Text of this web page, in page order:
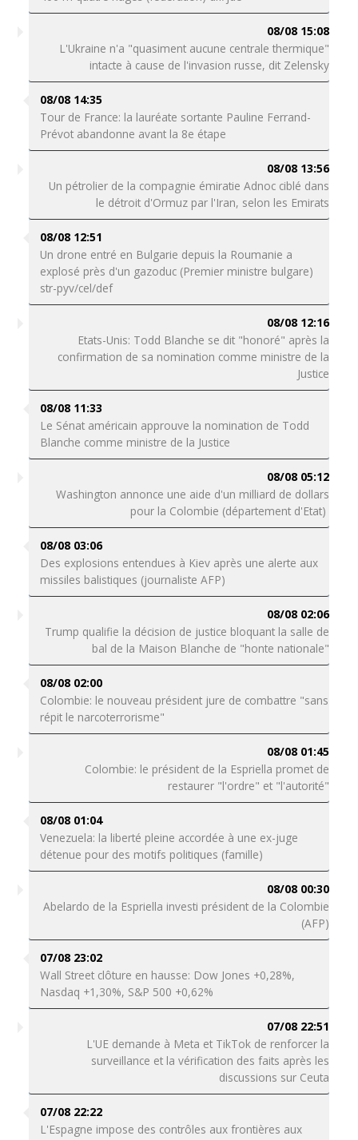
08/08 15:08
L'Ukraine n'a "quasiment aucune centrale thermique"
intacte à cause de l'invasion russe, dit Zelensky
08/08 14:35
Tour de France: la lauréate sortante Pauline Ferrand-
Prévot abandonne avant la 8e étape
08/08 13:56
Un pétrolier de la compagnie émiratie Adnoc ciblé dans
le détroit d'Ormuz par l'Iran, selon les Emirats
08/08 12:51
Un drone entré en Bulgarie depuis la Roumanie a
explosé près d'un gazoduc (Premier ministre bulgare)
str-pyv/cel/def
08/08 12:16
Etats-Unis: Todd Blanche se dit "honoré" après la
confirmation de sa nomination comme ministre de la
Justice
08/08 11:33
Le Sénat américain approuve la nomination de Todd
Blanche comme ministre de la Justice
08/08 05:12
Washington annonce une aide d'un milliard de dollars
pour la Colombie (département d'Etat)
08/08 03:06
Des explosions entendues à Kiev après une alerte aux
missiles balistiques (journaliste AFP)
08/08 02:06
Trump qualifie la décision de justice bloquant la salle de
bal de la Maison Blanche de "honte nationale"
08/08 02:00
Colombie: le nouveau président jure de combattre "sans
répit le narcoterrorisme"
08/08 01:45
Colombie: le président de la Espriella promet de
restaurer "l'ordre" et "l'autorité"
08/08 01:04
Venezuela: la liberté pleine accordée à une ex-juge
détenue pour des motifs politiques (famille)
08/08 00:30
Abelardo de la Espriella investi président de la Colombie
(AFP)
07/08 23:02
Wall Street clôture en hausse: Dow Jones +0,28%,
Nasdaq +1,30%, S&P 500 +0,62%
07/08 22:51
L'UE demande à Meta et TikTok de renforcer la
surveillance et la vérification des faits après les
discussions sur Ceuta
07/08 22:22
L'Espagne impose des contrôles aux frontières aux